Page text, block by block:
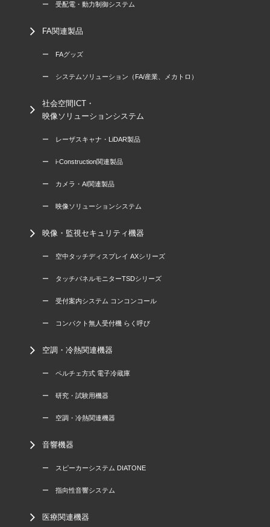
ー 受配電・動力制御システム
FA関連製品
ー FAグッズ
ー システムソリューション（FA/産業、メカトロ）
社会空間ICT・
映像ソリューションシステム
ー レーザスキャナ・LiDAR製品
ー i-Construction関連製品
ー カメラ・AI関連製品
ー 映像ソリューションシステム
映像・監視セキュリティ機器
ー 空中タッチディスプレイ AXシリーズ
ー タッチパネルモニターTSDシリーズ
ー 受付案内システム コンコンコール
ー コンパクト無人受付機 らく呼び
空調・冷熱関連機器
ー ペルチェ方式 電子冷蔵庫
ー 研究・試験用機器
ー 空調・冷熱関連機器
音響機器
ー スピーカーシステム DIATONE
ー 指向性音響システム
医療関連機器